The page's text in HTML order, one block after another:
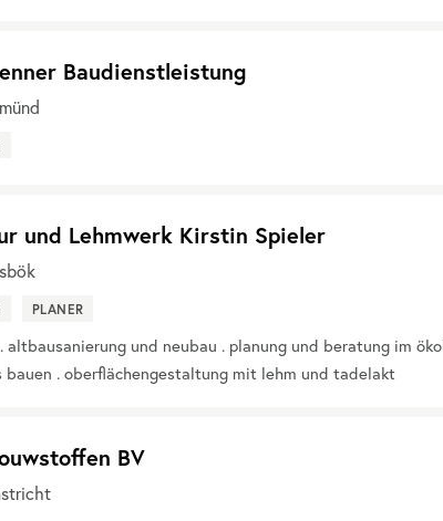
Baudienstleistung
und Lehmwerk Kirstin Spieler
PLANER
altbausanierung und neubau . planung und beratung im
bauen . oberflächengestaltung mit lehm und tadelakt
BV